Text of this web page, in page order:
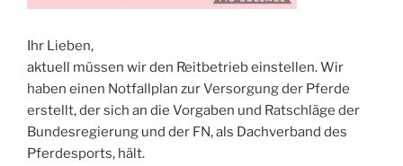
Ihr Lieben,
aktuell müssen wir den Reitbetrieb einstellen. Wir
haben einen Notfallplan zur Versorgung der Pferde
erstellt, der sich an die Vorgaben und Ratschläge der
Bundesregierung und der FN, als Dachverband des
Pferdesports, hält.